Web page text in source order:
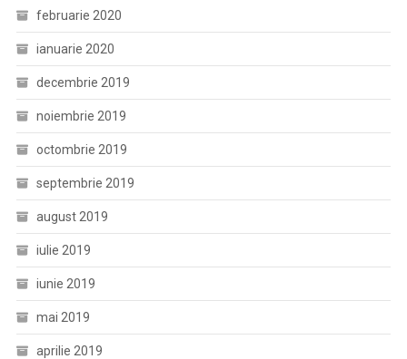
februarie 2020
ianuarie 2020
decembrie 2019
noiembrie 2019
octombrie 2019
septembrie 2019
august 2019
iulie 2019
iunie 2019
mai 2019
aprilie 2019